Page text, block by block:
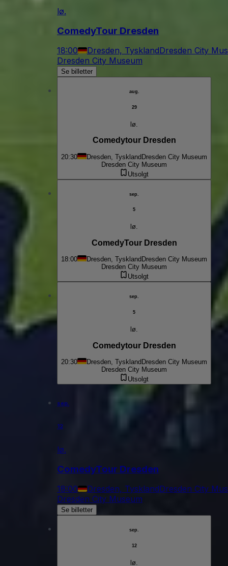
lø.
ComedyTour Dresden
18:00 Dresden, TysklandDresden City
Dresden City Museum
Se billetter
aug.
29
lø.
Comedytour Dresden
20:30 Dresden, Tyskland Dresden City Museum
Dresden City Museum
Utsolgt
sep.
5
lø.
ComedyTour Dresden
18:00 Dresden, Tyskland Dresden City Museum
Dresden City Museum
Utsolgt
sep.
5
lø.
Comedytour Dresden
20:30 Dresden, Tyskland Dresden City Museum
Dresden City Museum
Utsolgt
sep.
12
lø.
ComedyTour Dresden
18:00 Dresden, TysklandDresden City
Dresden City Museum
Se billetter
sep.
12
lø.